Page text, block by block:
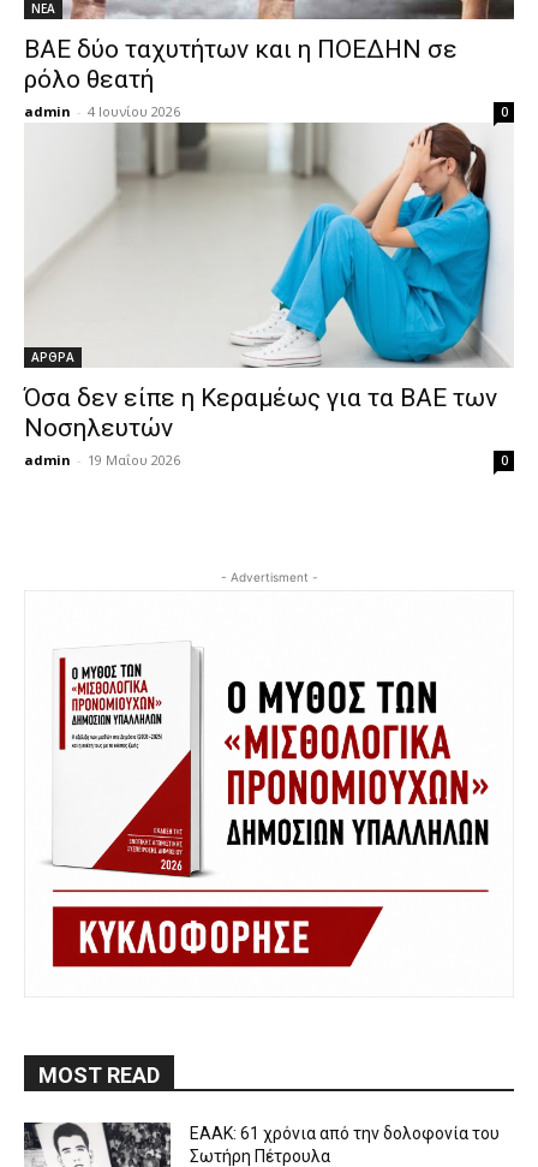
ΝΕΑ
ΒΑΕ δύο ταχυτήτων και η ΠΟΕΔΗΝ σε
ρόλο θεατή
admin - 4 Ιουνίου 2026 0
ΑΡΘΡΑ
Όσα δεν είπε η Κεραμέως για τα ΒΑΕ των
Νοσηλευτών
admin - 19 Μαΐου 2026 0
- Advertisment -
MOST READ
ΕΑΑΚ: 61 χρόνια από την δολοφονία του
Σωτήρη Πέτρουλα